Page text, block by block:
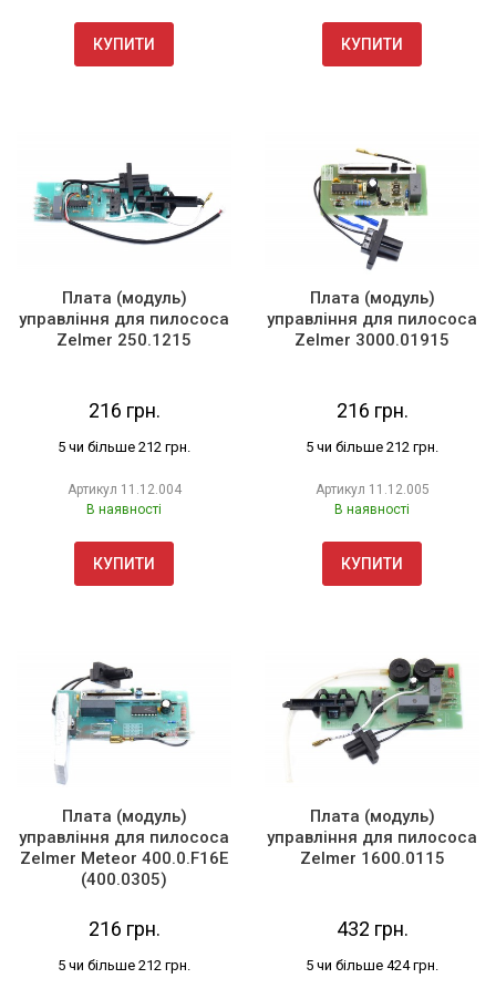
КУПИТИ КУПИТИ
Плата (модуль)
управління для пилососа
Zelmer 250.1215
216 грн.
5 чи більше 212 грн.
Артикул 11.12.004
В наявності
КУПИТИ
Плата (модуль)
управління для пилососа
Zelmer 3000.01915
216 грн.
5 чи більше 212 грн.
Артикул 11.12.005
В наявності
КУПИТИ
Плата (модуль)
управління для пилососа
Zelmer Meteor 400.0.F16E
(400.0305)
216 грн.
5 чи більше 212 грн.
Плата (модуль)
управління для пилососа
Zelmer 1600.0115
432 грн.
5 чи більше 424 грн.